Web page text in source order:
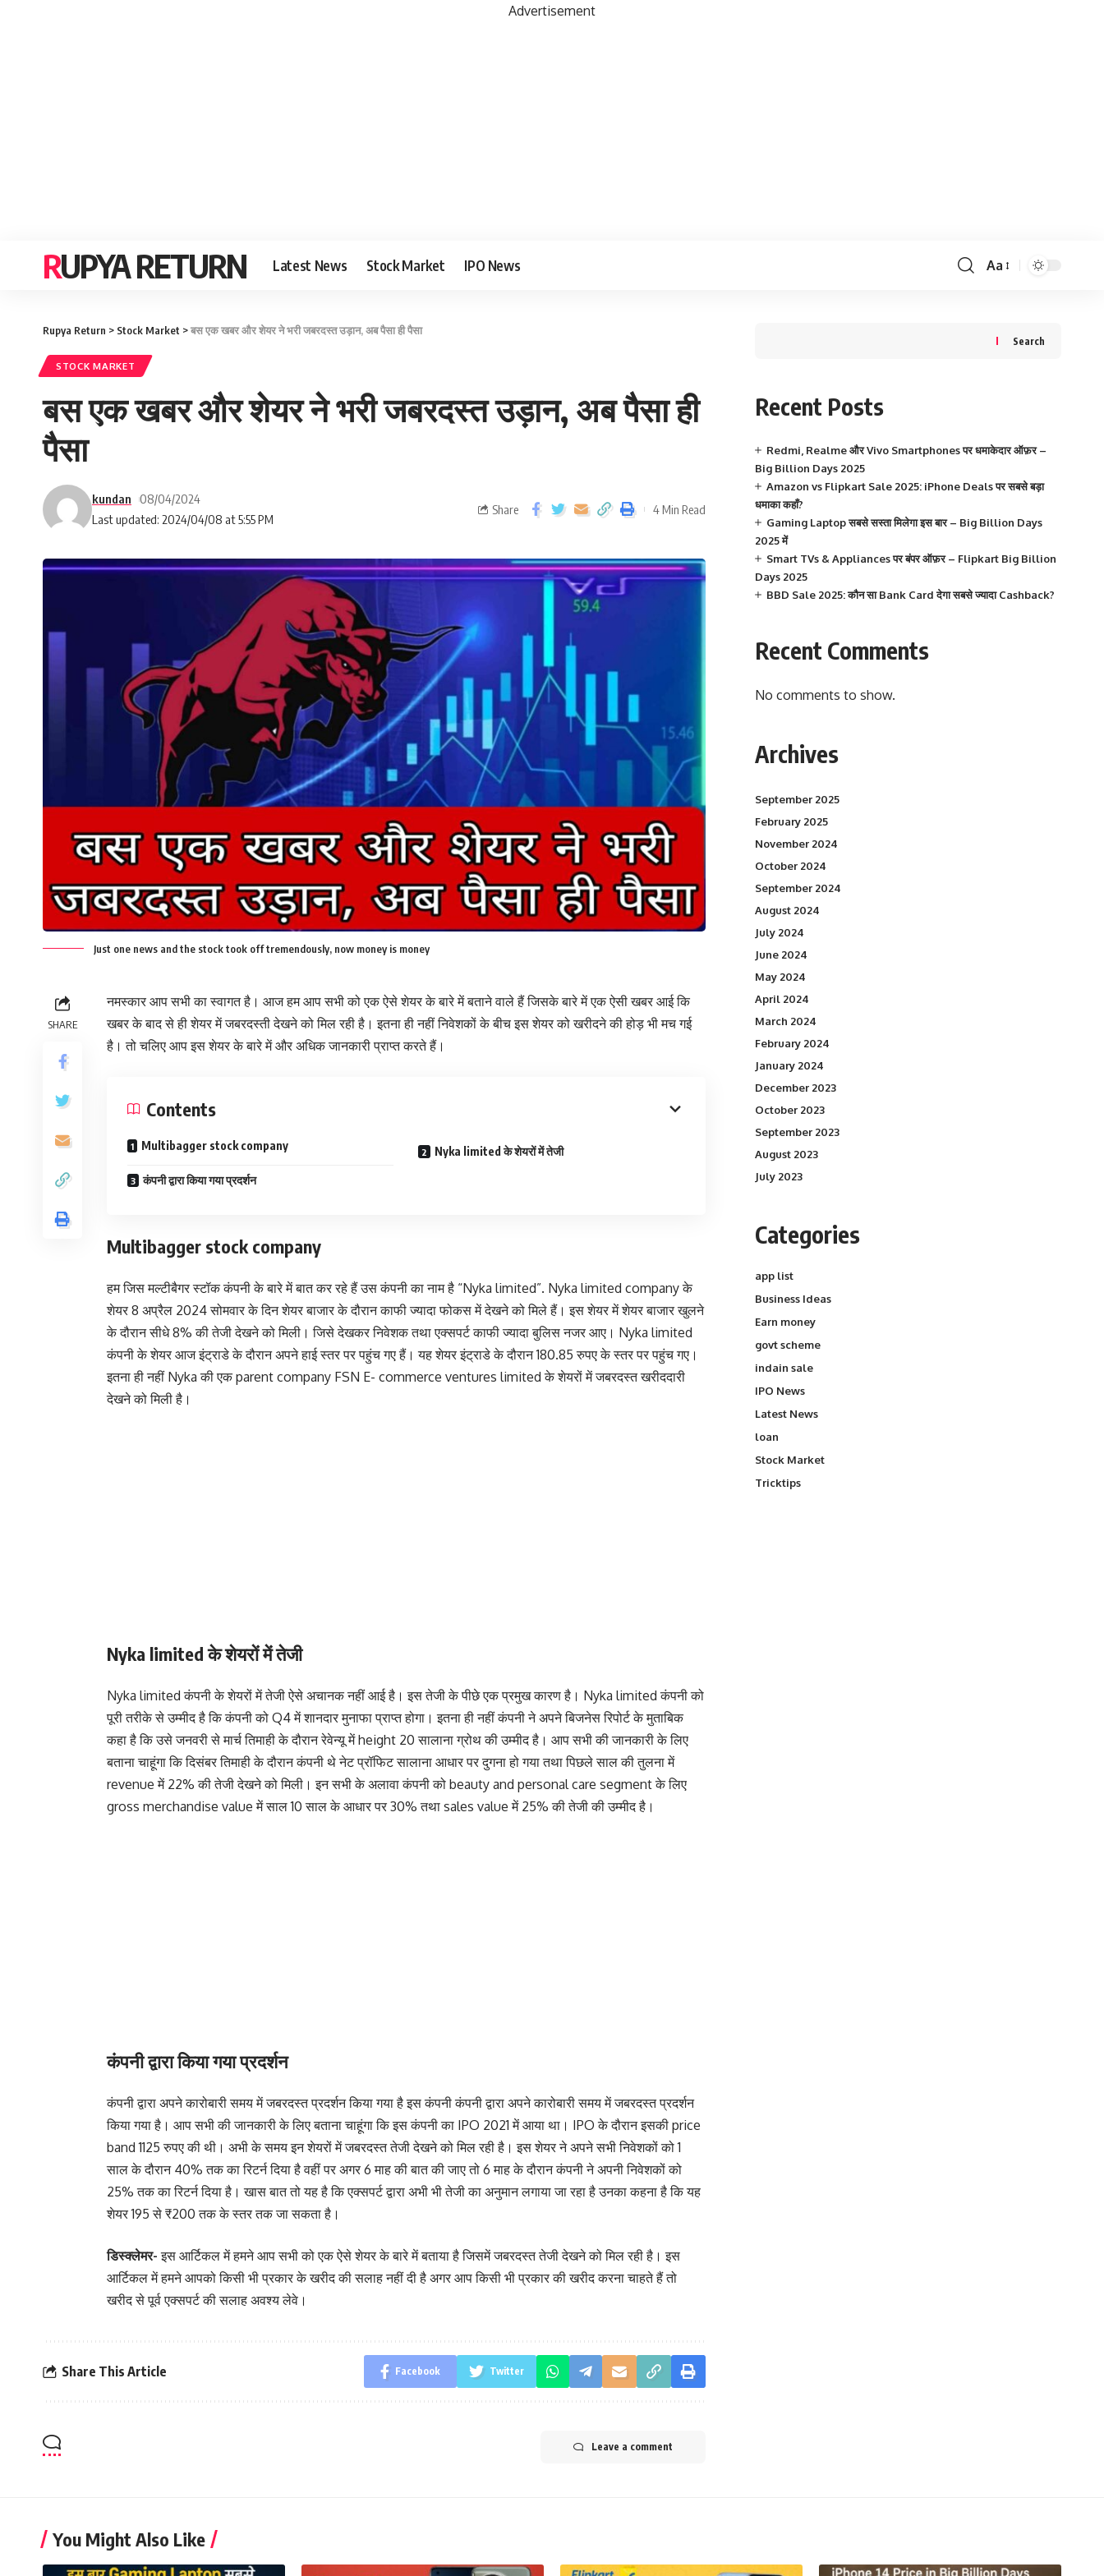
Advertisement
RUPYA RETURN Latest News Stock Market IPO News Aa
Rupya Return > Stock Market >बस एक खबर और शेयर ने भरी जबरदस्त उड़ान, अब पैसा ही पैसा
STOCK MARKET
बस एक खबर और शेयर ने भरी जबरदस्त उड़ान, अब पैसा ही
पैसा
Last updated: 2024/04/08 at 5:55 PM
kundan 08/04/2024
Share 4 Min Read
Just one news and the stock took off tremendously, now money is money
SHARE
नमस्कार आप सभी का स्वागत है। आज हम आप सभी को एक ऐसे शेयर के बारे में बताने वाले हैं जिसके बारे में एक ऐसी खबर आई कि
खबर के बाद से ही शेयर में जबरदस्ती देखने को मिल रही है। इतना ही नहीं निवेशकों के बीच इस शेयर को खरीदने की होड़ भी मच गई
है। तो चलिए आप इस शेयर के बारे में और अधिक जानकारी प्राप्त करते हैं।
Contents
Multibagger stock company Nyka limited के शेयरों में तेजी
कंपनी द्वारा किया गया प्रदर्शन
Multibagger stock company
हम जिस मल्टीबैगर स्टॉक कंपनी के बारे में बात कर रहे हैं उस कंपनी का नाम है “Nyka limited”. Nyka limited company के
शेयर 8 अप्रैल 2024 सोमवार के दिन शेयर बाजार के दौरान काफी ज्यादा फोकस में देखने को मिले हैं। इस शेयर में शेयर बाजार खुलने
के दौरान सीधे 8% की तेजी देखने को मिली। जिसे देखकर निवेशक तथा एक्सपर्ट काफी ज्यादा बुलिस नजर आए। Nyka limited
कंपनी के शेयर आज इंट्राडे के दौरान अपने हाई स्तर पर पहुंच गए हैं। यह शेयर इंट्राडे के दौरान 180.85 रुपए के स्तर पर पहुंच गए।
इतना ही नहीं Nyka की एक parent company FSN E- commerce ventures limited के शेयरों में जबरदस्त खरीददारी
देखने को मिली है।
Nyka limited के शेयरों में तेजी
Nyka limited कंपनी के शेयरों में तेजी ऐसे अचानक नहीं आई है। इस तेजी के पीछे एक प्रमुख कारण है। Nyka limited कंपनी को
पूरी तरीके से उम्मीद है कि कंपनी को Q4 में शानदार मुनाफा प्राप्त होगा। इतना ही नहीं कंपनी ने अपने बिजनेस रिपोर्ट के मुताबिक
कहा है कि उसे जनवरी से मार्च तिमाही के दौरान रेवेन्यू में height 20 सालाना ग्रोथ की उम्मीद है। आप सभी की जानकारी के लिए
बताना चाहूंगा कि दिसंबर तिमाही के दौरान कंपनी थे नेट प्रॉफिट सालाना आधार पर दुगना हो गया तथा पिछले साल की तुलना में
revenue में 22% की तेजी देखने को मिली। इन सभी के अलावा कंपनी को beauty and personal care segment के लिए
gross merchandise value में साल 10 साल के आधार पर 30% तथा sales value में 25% की तेजी की उम्मीद है।
कंपनी द्वारा किया गया प्रदर्शन
कंपनी द्वारा अपने कारोबारी समय में जबरदस्त प्रदर्शन किया गया है इस कंपनी कंपनी द्वारा अपने कारोबारी समय में जबरदस्त प्रदर्शन
किया गया है। आप सभी की जानकारी के लिए बताना चाहूंगा कि इस कंपनी का IPO 2021 में आया था। IPO के दौरान इसकी price
band 1125 रुपए की थी। अभी के समय इन शेयरों में जबरदस्त तेजी देखने को मिल रही है। इस शेयर ने अपने सभी निवेशकों को 1
साल के दौरान 40% तक का रिटर्न दिया है वहीं पर अगर 6 माह की बात की जाए तो 6 माह के दौरान कंपनी ने अपनी निवेशकों को
25% तक का रिटर्न दिया है। खास बात तो यह है कि एक्सपर्ट द्वारा अभी भी तेजी का अनुमान लगाया जा रहा है उनका कहना है कि यह
शेयर 195 से ₹200 तक के स्तर तक जा सकता है।
डिस्क्लेमर- इस आर्टिकल में हमने आप सभी को एक ऐसे शेयर के बारे में बताया है जिसमें जबरदस्त तेजी देखने को मिल रही है। इस
आर्टिकल में हमने आपको किसी भी प्रकार के खरीद की सलाह नहीं दी है अगर आप किसी भी प्रकार की खरीद करना चाहते हैं तो
खरीद से पूर्व एक्सपर्ट की सलाह अवश्य लेवे।
Share This Article Facebook Twitter
Leave a comment
Search
Recent Posts
Redmi, Realme और Vivo Smartphones पर धमाकेदार ऑफ़र –
Big Billion Days 2025
Amazon vs Flipkart Sale 2025: iPhone Deals पर सबसे बड़ा
धमाका कहाँ?
Gaming Laptop सबसे सस्ता मिलेगा इस बार – Big Billion Days
2025 में
Smart TVs & Appliances पर बंपर ऑफ़र – Flipkart Big Billion
Days 2025
BBD Sale 2025: कौन सा Bank Card देगा सबसे ज्यादा Cashback?
Recent Comments
No comments to show.
Archives
September 2025
February 2025
November 2024
October 2024
September 2024
August 2024
July 2024
June 2024
May 2024
April 2024
March 2024
February 2024
January 2024
December 2023
October 2023
September 2023
August 2023
July 2023
Categories
app list
Business Ideas
Earn money
govt scheme
indain sale
IPO News
Latest News
loan
Stock Market
Tricktips
You Might Also Like